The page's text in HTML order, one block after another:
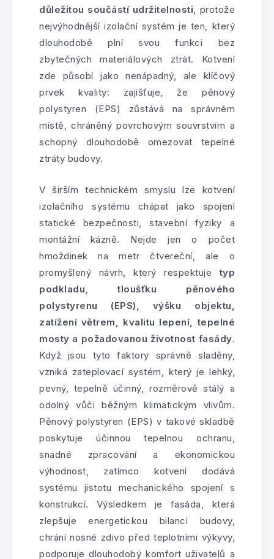
důležitou součástí udržitelnosti, protože
nejvýhodnější izolační systém je ten, který
dlouhodobě plní svou funkci bez
zbytečných materiálových ztrát. Kotvení
zde působí jako nenápadný, ale klíčový
prvek kvality: zajišťuje, že pěnový
polystyren (EPS) zůstává na správném
místě, chráněný povrchovým souvrstvím a
schopný dlouhodobě omezovat tepelné
ztráty budovy.
V širším technickém smyslu lze kotvení
izolačního systému chápat jako spojení
statické bezpečnosti, stavební fyziky a
montážní kázně. Nejde jen o počet
hmoždinek na metr čtvereční, ale o
promyšlený návrh, který respektujetyp
podkladu, tloušťku pěnového
polystyrenu (EPS), výšku objektu,
zatížení větrem, kvalitu lepení, tepelné
mosty a požadovanou životnost fasády.
Když jsou tyto faktory správně sladěny,
vzniká zateplovací systém, který je lehký,
pevný, tepelně účinný, rozměrově stálý a
odolný vůči běžným klimatickým vlivům.
Pěnový polystyren (EPS) v takové skladbě
poskytuje účinnou tepelnou ochranu,
snadné zpracování a ekonomickou
výhodnost, zatímco kotvení dodává
systému jistotu mechanického spojení s
konstrukcí. Výsledkem je fasáda, která
zlepšuje energetickou bilanci budovy,
chrání nosné zdivo před teplotními výkyvy,
podporuje dlouhodobý komfort uživatelů a